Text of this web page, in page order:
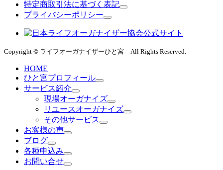
特定商取引法に基づく表記
プライバシーポリシー
Copyright © ライフオーガナイザーひと宮 All Rights Reserved.
HOME
ひと宮プロフィール
サービス紹介
現場オーガナイズ
リユースオーガナイズ
その他サービス
お客様の声
ブログ
各種申込み
お問い合せ